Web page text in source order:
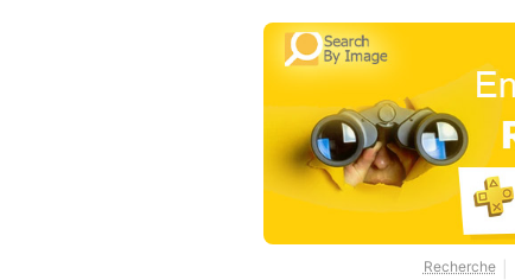
Recherche